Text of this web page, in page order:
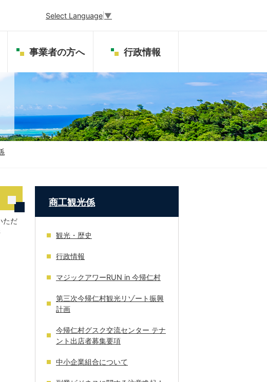
Select Language ▼
事業者の方へ 行政情報
ただ
商工観光係
観光・歴史
行政情報
マジックアワーRUN in 今帰仁村
第三次今帰仁村観光リゾート振興
計画
今帰仁村グスク交流センター テナ
ント出店者募集要項
中小企業組合について